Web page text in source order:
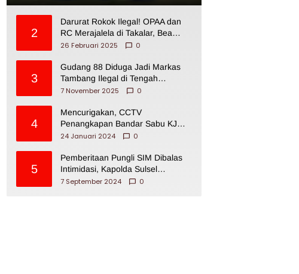
2
Darurat Rokok Ilegal! OPAA dan
RC Merajalela di Takalar, Bea
Cukai Impoten
26 Februari 2025 0
3
Gudang 88 Diduga Jadi Markas
Tambang Ilegal di Tengah
Permukiman Warga Makassar
7 November 2025 0
4
Mencurigakan, CCTV
Penangkapan Bandar Sabu KJ
Disita Oknum BNNP Sulsel
24 Januari 2024 0
5
Pemberitaan Pungli SIM Dibalas
Intimidasi, Kapolda Sulsel
Dikecam PJI Sulsel
7 September 2024 0